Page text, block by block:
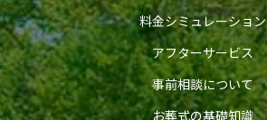
料金シミュレーション
アフターサービス
事前相談について
お葬式の基礎知識